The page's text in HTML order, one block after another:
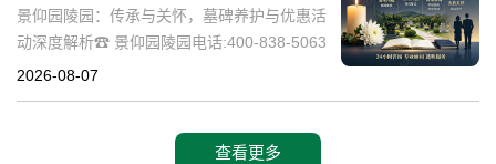
景仰园陵园：传承与关怀，墓碑养护与优惠活
动深度解析☎ 景仰园陵园电话:400-838-5063
景仰园陵园，一个致力于为逝者提供最优质安
2026-08-07
查看更多